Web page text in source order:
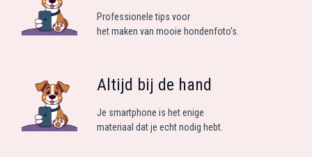
Professionele tips voor
het maken van mooie hondenfoto’s.
Altijd bij de hand
Je smartphone is het enige
materiaal dat je echt nodig hebt.